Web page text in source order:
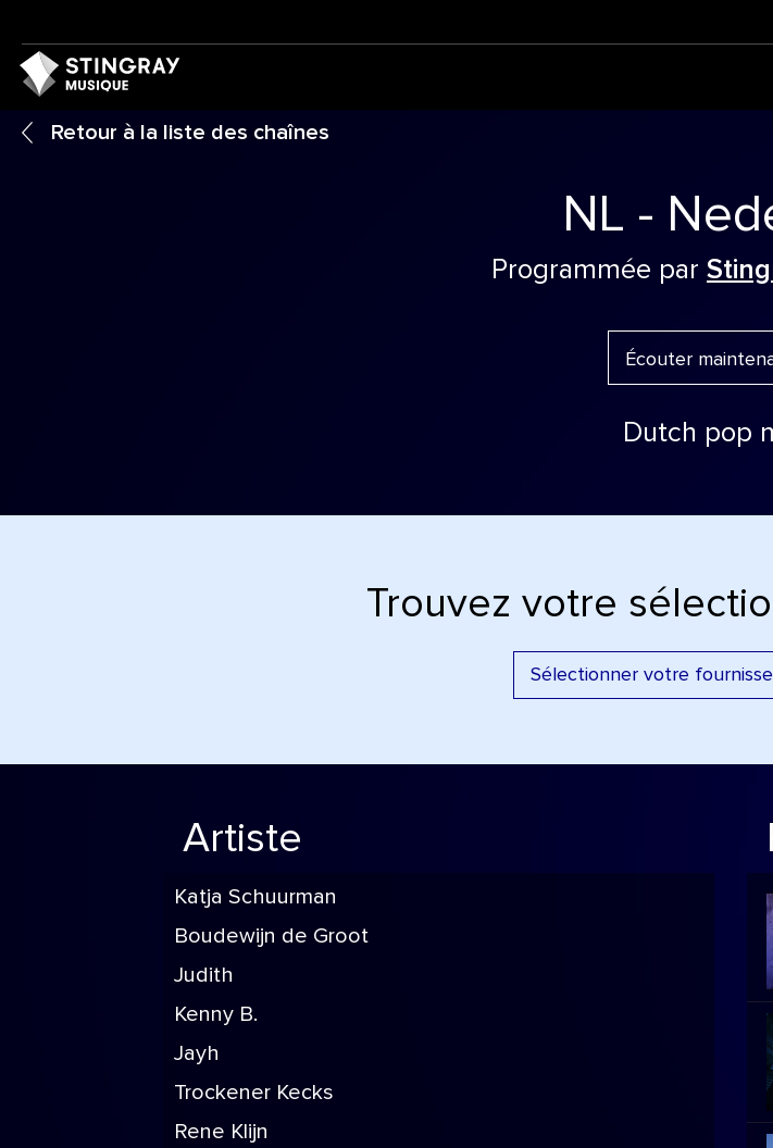
Retour à la liste des chaînes
NL -
Programmée par
Écouter
Dutch pop
Trouvez votre
Sélectionner votre
Artiste
Katja Schuurman
Boudewijn de Groot
Judith
Kenny B.
Jayh
Trockener Kecks
Rene Klijn